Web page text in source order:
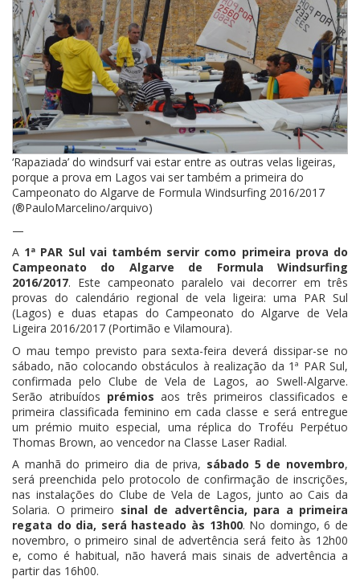
‘Rapaziada’ do windsurf vai estar entre as outras velas ligeiras,
porque a prova em Lagos vai ser também a primeira do
Campeonato do Algarve de Formula Windsurfing 2016/2017
(®PauloMarcelino/arquivo)
—
A 1ª PAR Sul vai também servir como primeira prova do
Campeonato do Algarve de Formula Windsurfing
2016/2017. Este campeonato paralelo vai decorrer em três
provas do calendário regional de vela ligeira: uma PAR Sul
(Lagos) e duas etapas do Campeonato do Algarve de Vela
Ligeira 2016/2017 (Portimão e Vilamoura).
O mau tempo previsto para sexta-feira deverá dissipar-se no
sábado, não colocando obstáculos à realização da 1ª PAR Sul,
confirmada pelo Clube de Vela de Lagos, ao Swell-Algarve.
Serão atribuídos prémios aos três primeiros classificados e
primeira classificada feminino em cada classe e será entregue
um prémio muito especial, uma réplica do Troféu Perpétuo
Thomas Brown, ao vencedor na Classe Laser Radial.
A manhã do primeiro dia de priva, sábado 5 de novembro,
será preenchida pelo protocolo de confirmação de inscrições,
nas instalações do Clube de Vela de Lagos, junto ao Cais da
Solaria. O primeiro sinal de advertência, para a primeira
regata do dia, será hasteado às 13h00. No domingo, 6 de
novembro, o primeiro sinal de advertência será feito às 12h00
e, como é habitual, não haverá mais sinais de advertência a
partir das 16h00.